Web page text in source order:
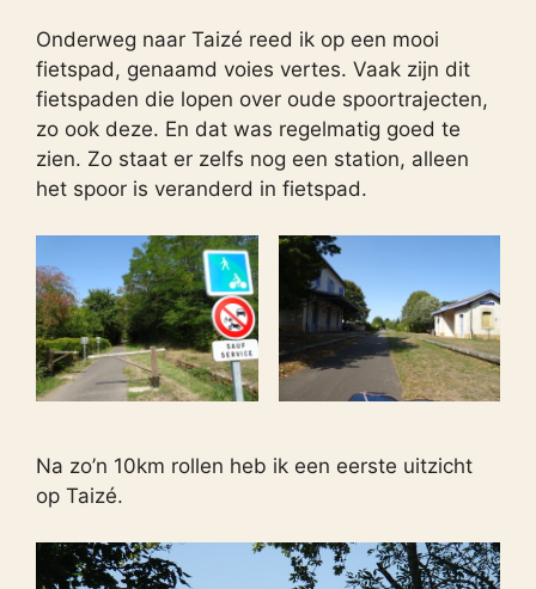
Onderweg naar Taizé reed ik op een mooi
fietspad, genaamd voies vertes. Vaak zijn dit
fietspaden die lopen over oude spoortrajecten,
zo ook deze. En dat was regelmatig goed te
zien. Zo staat er zelfs nog een station, alleen
het spoor is veranderd in fietspad.
Na zo’n 10km rollen heb ik een eerste uitzicht
op Taizé.